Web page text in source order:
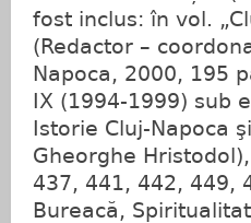
fost inclus: în vol.
(Redactor –
Napoca, 2000, 195
IX (1994-1999) sub
Istorie Cluj-Napoca
Gheorghe
437, 441, 442, 449,
Bureacă,